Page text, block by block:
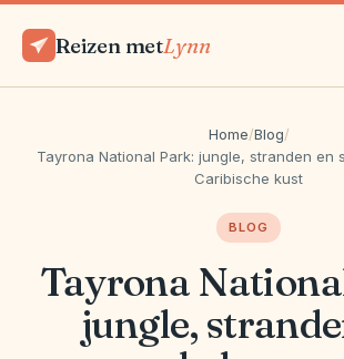
Reizen metLynn
Home/Blog/
Tayrona National Park: jungle, stranden en
Caribische kust
BLOG
Tayrona
jungle,